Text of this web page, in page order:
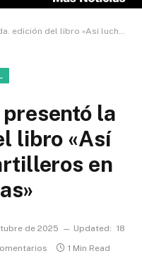
«Así luchamos los artilleros en Malvinas»
la
libro «Así
en
de 2025 Updated: 18
1 Min Read